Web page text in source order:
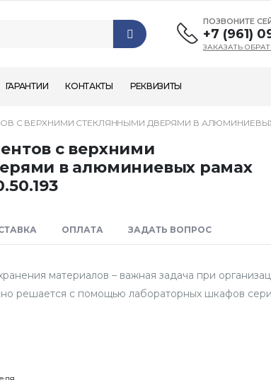
ПОЗВОНИТЕ
+7 (961)
ЗАКАЗАТЬ
ГАРАНТИИ КОНТАКТЫ РЕКВИЗИТЫ
С ВЕРХНИМИ СТЕКЛЯННЫМИ ДВЕРЯМИ В АЛЮМИНИЕВЫХ
с верхними
в алюминиевых рамах
ОПЛАТА ЗАДАТЬ ВОПРОС
материалов – важная задача при
решается с помощью лабораторных шкафов